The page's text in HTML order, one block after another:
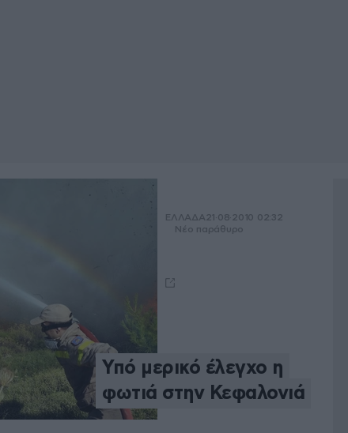
ΕΛΛΑΔΑ21·08·2010 02:32
Νέο παράθυρο
Υπό μερικό έλεγχο η
φωτιά στην Κεφαλονιά